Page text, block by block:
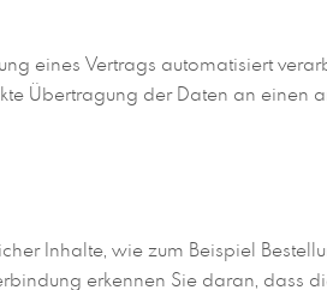
eines Vertrags automatisiert
Übertragung der Daten an einen
Inhalte, wie zum Beispiel
erkennen Sie daran, dass